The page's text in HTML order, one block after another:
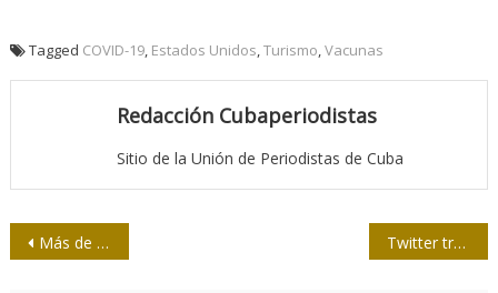
Tagged COVID-19, Estados Unidos Turismo Vacunas
Redacción Cubaperiodistas
Sitio de la Unión de Periodistas de Cuba
Navegación
Más de dos millones 745 mil cubanos completaron esquema de vacunación anti-COVID-19 Twitter trabajará con Reuters y Associated Press para censurar la supuesta “desinformación” en la plataforma